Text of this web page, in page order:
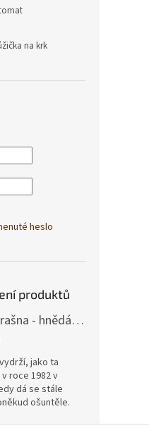
na krk
heslo
produktů
Lesnická kožená brašna - hnědá hovězina
z 5 hvězdiček.
jako ta
roce 1982 v
dá se stále
ošuntěle.